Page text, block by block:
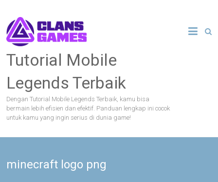
content
Tutorial Mobile
Legends Terbaik
Dengan Tutorial Mobile Legends Terbaik, kamu bisa
bermain lebih efisien dan efektif. Panduan lengkap ini cocok
untuk kamu yang ingin serius di dunia game!
minecraft logo png